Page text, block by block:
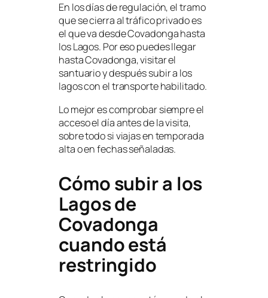
En los días de regulación, el tramo
que se cierra al tráfico privado es
el que va desde Covadonga hasta
los Lagos. Por eso puedes llegar
hasta Covadonga, visitar el
santuario y después subir a los
lagos con el transporte habilitado.
Lo mejor es comprobar siempre el
acceso el día antes de la visita,
sobre todo si viajas en temporada
alta o en fechas señaladas.
Cómo subir a los
Lagos de
Covadonga
cuando está
restringido